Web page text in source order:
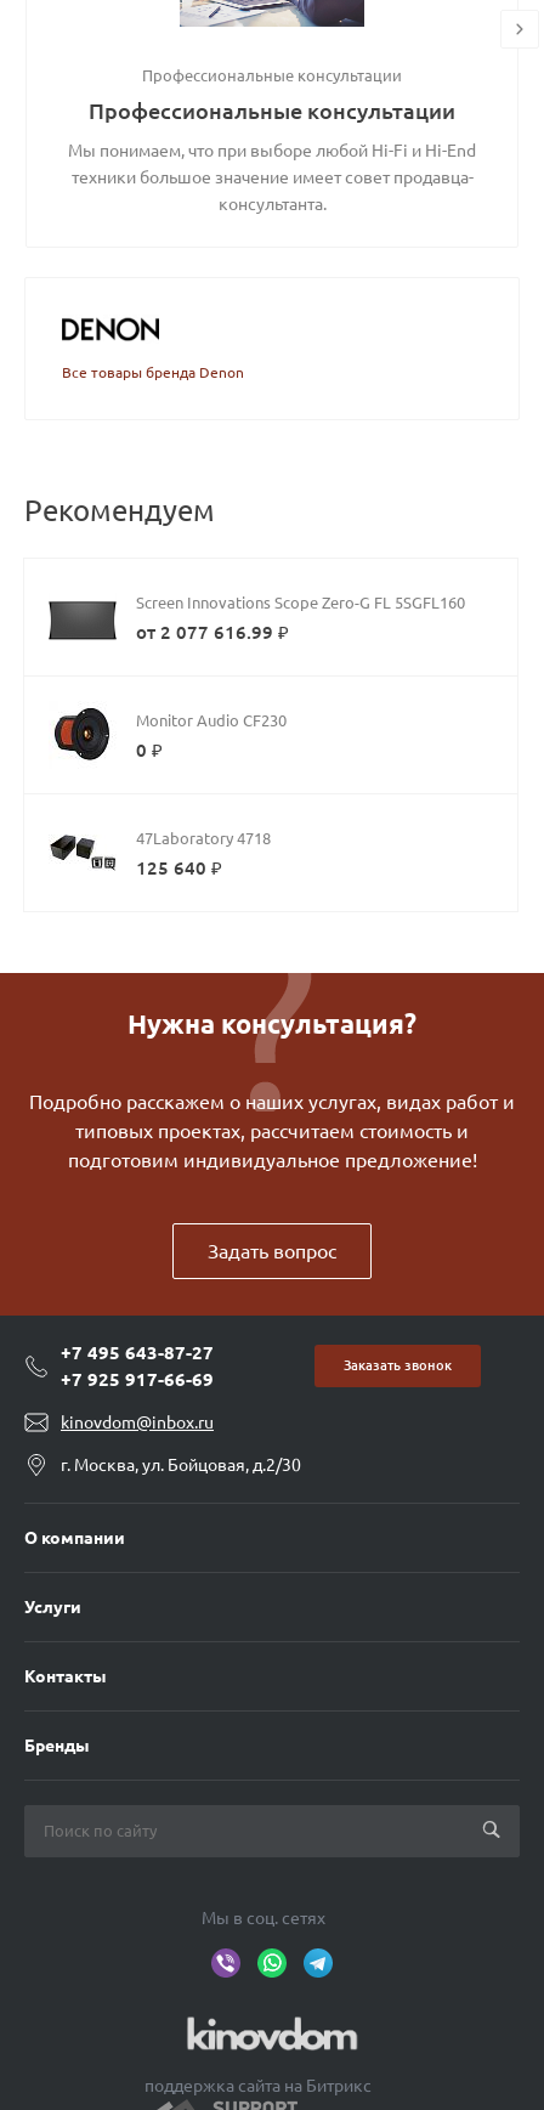
Профессиональные консультации
Профессиональные консультации
Мы понимаем, что при выборе любой Hi-Fi и Hi-End
техники большое значение имеет совет продавца-
консультанта.
Все товары бренда Denon
Рекомендуем
Screen Innovations Scope Zero-G FL 5SGFL160
от 2 077 616.99 ₽
Monitor Audio CF230
0 ₽
47Laboratory 4718
125 640 ₽
Нужна консультация?
Подробно расскажем о наших услугах, видах работ и
типовых проектах, рассчитаем стоимость и
подготовим индивидуальное предложение!
Задать вопрос
+7 495 643-87-27
+7 925 917-66-69
Заказать звонок
kinovdom@inbox.ru
г. Москва, ул. Бойцовая, д.2/30
О компании
Услуги
Контакты
Бренды
Мы в соц. сетях
поддержка сайта на Битрикс